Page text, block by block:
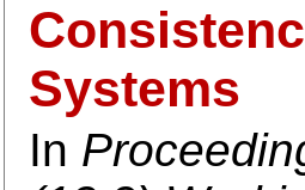
Systems
In